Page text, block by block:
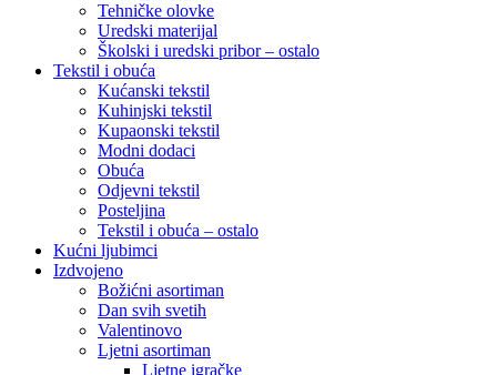
Tehničke olovke
Uredski materijal
Školski i uredski pribor – ostalo
Tekstil i obuća
Kućanski tekstil
Kuhinjski tekstil
Kupaonski tekstil
Modni dodaci
Obuća
Odjevni tekstil
Posteljina
Tekstil i obuća – ostalo
Kućni ljubimci
Izdvojeno
Božićni asortiman
Dan svih svetih
Valentinovo
Ljetni asortiman
Ljetne igračke